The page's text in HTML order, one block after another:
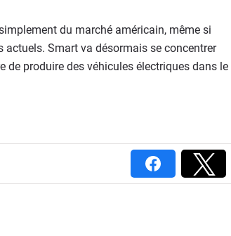
du marché américain, même si
actuels. Smart va désormais se concentrer
de produire des véhicules électriques dans le